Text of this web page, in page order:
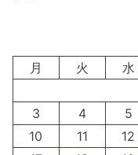
月
火 水
3
4 5
10
11 12